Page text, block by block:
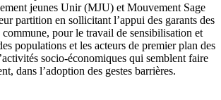
jeunes Unir (MJU) et Mouvement Sage
partition en sollicitant l’appui des garants des
commune, pour le travail de sensibilisation et
populations et les acteurs de premier plan des
socio-économiques qui semblent faire
dans l’adoption des gestes barrières.